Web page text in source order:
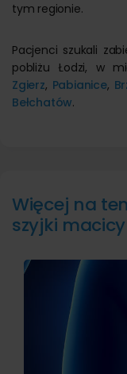
tym regionie.
Pacjenci szukali
pobliżu Łodzi, w
Zgierz, Pabianice,
Bełchatów.
Więcej na
szyjki macicy